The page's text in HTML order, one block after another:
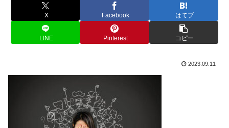
X Facebook はてブ
LINE Pinterest コピー
2023.09.11